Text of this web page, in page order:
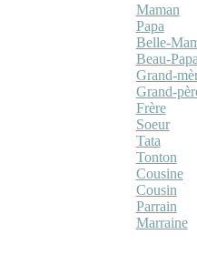
Maman
Papa
Belle-
Beau-Papa
Grand-
Grand-
Frère
Soeur
Tata
Tonton
Cousine
Cousin
Parrain
Marraine